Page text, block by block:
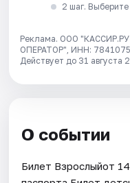
2 шаг.
Реклама. ООО
ОПЕРАТОР", ИНН:
Действует до 31 августа
О событии
Билет Взрослыйот